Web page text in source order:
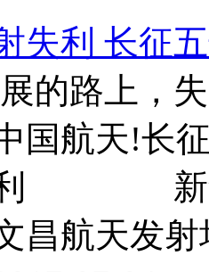
失利 长征
，失败
国航天!长
利 新华
昌航天发